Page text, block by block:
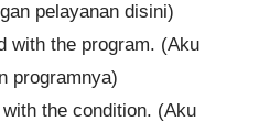
pelayanan disini)
with the program. (Aku
programnya)
the condition. (Aku